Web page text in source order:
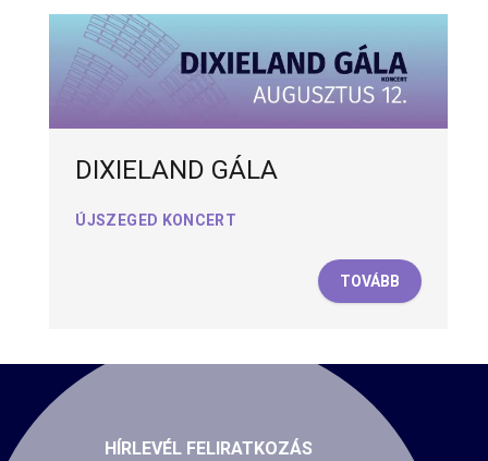
DIXIELAND GÁLA
ÚJSZEGED KONCERT
TOVÁBB
HÍRLEVÉL FELIRATKOZÁS